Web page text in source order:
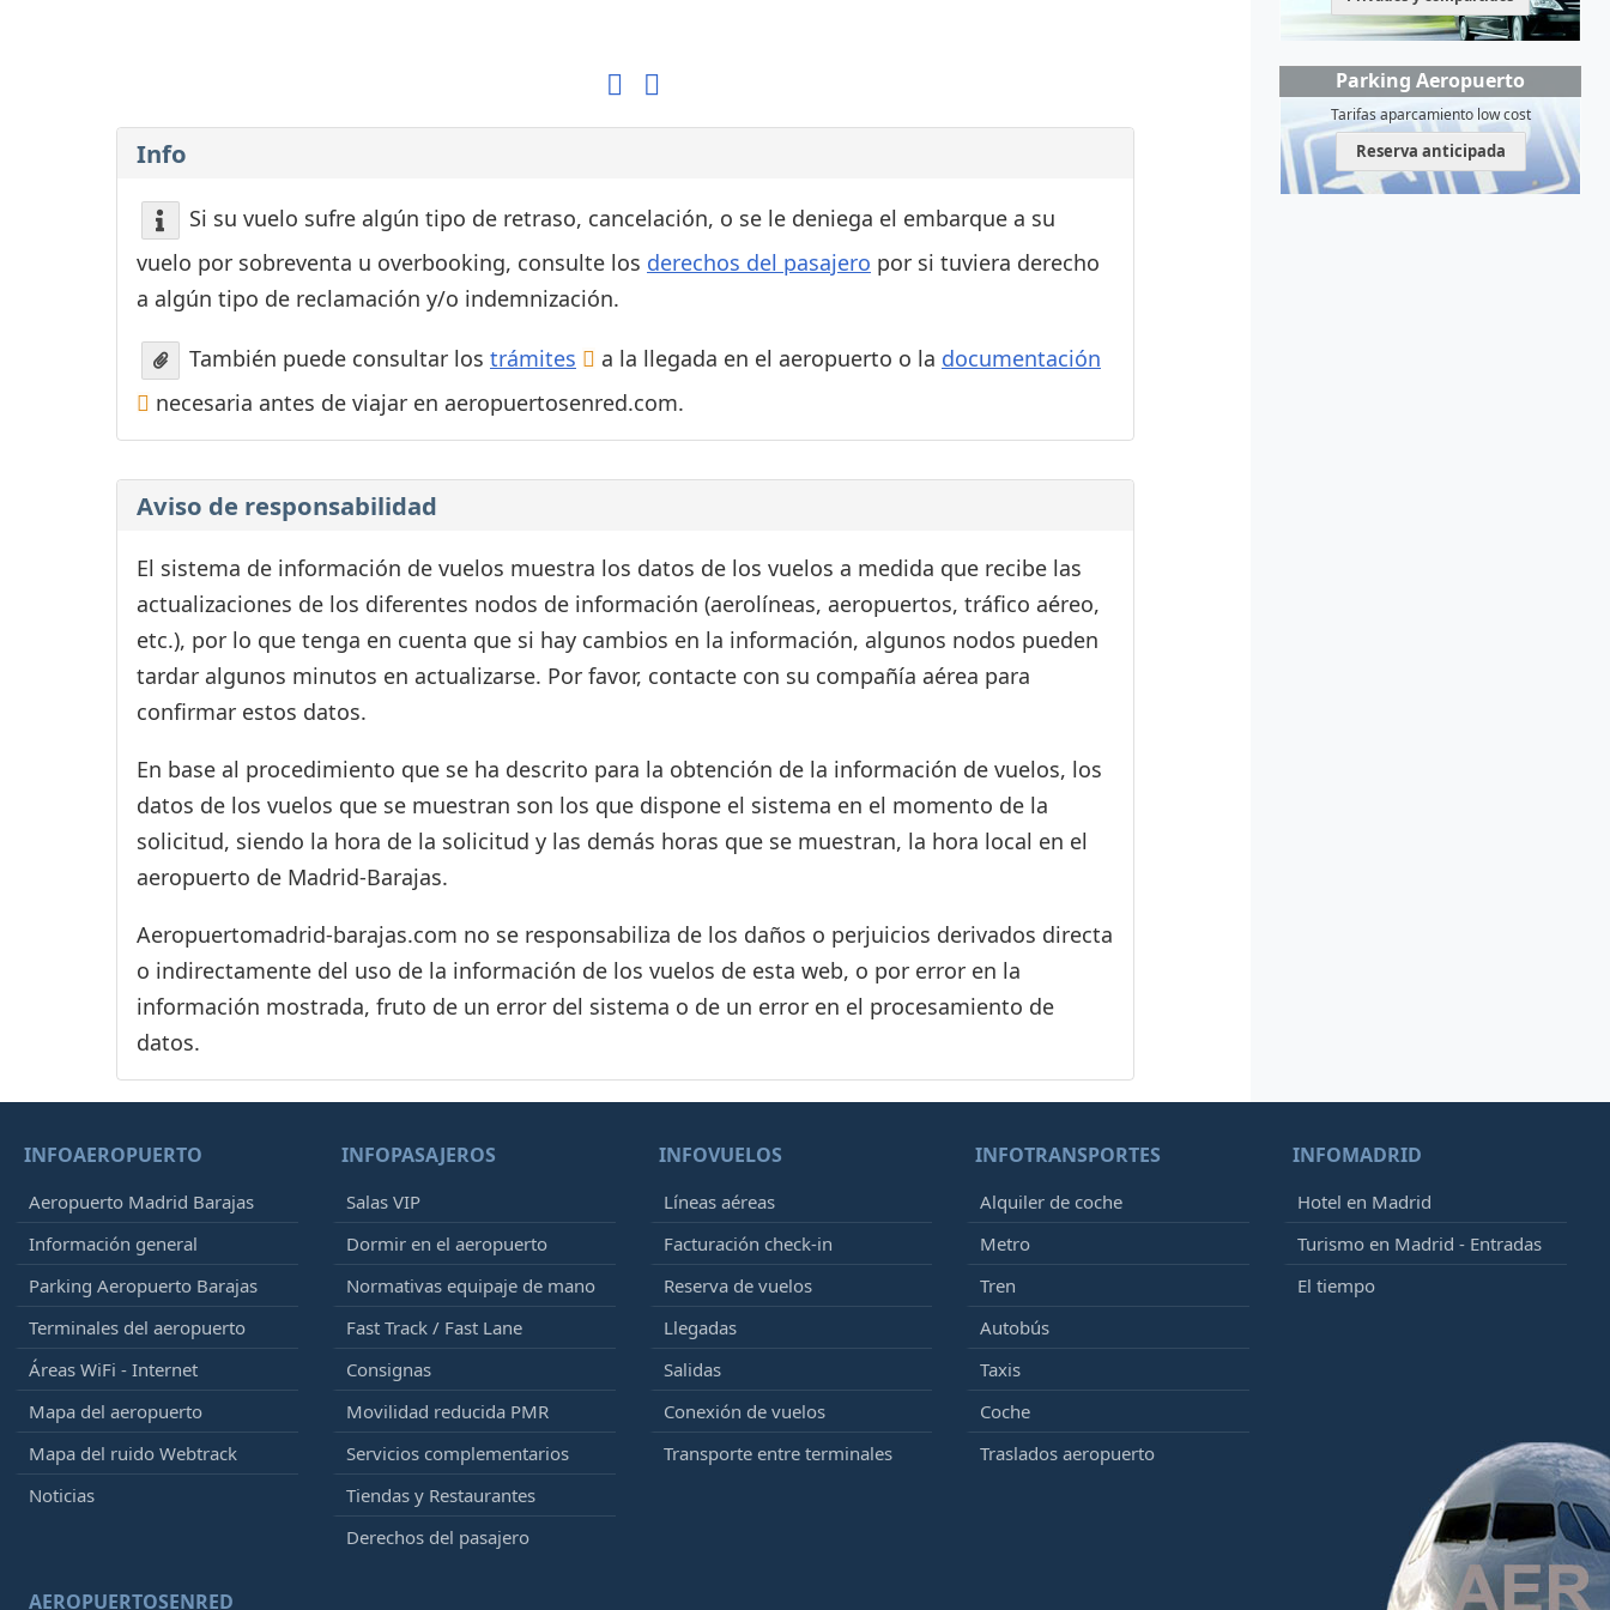
Info
Si su vuelo sufre algún tipo de retraso, cancelación, o se le deniega el embarque a su
vuelo por sobreventa u overbooking, consulte los derechos del pasajero por si tuviera derecho
a algún tipo de reclamación y/o indemnización.
También puede consultar los trámites a la llegada en el aeropuerto o la documentación
necesaria antes de viajar en aeropuertosenred.com.
Aviso de responsabilidad
El sistema de información de vuelos muestra los datos de los vuelos a medida que recibe las
actualizaciones de los diferentes nodos de información (aerolíneas, aeropuertos, tráfico aéreo,
etc.), por lo que tenga en cuenta que si hay cambios en la información, algunos nodos pueden
tardar algunos minutos en actualizarse. Por favor, contacte con su compañía aérea para
confirmar estos datos.
En base al procedimiento que se ha descrito para la obtención de la información de vuelos, los
datos de los vuelos que se muestran son los que dispone el sistema en el momento de la
solicitud, siendo la hora de la solicitud y las demás horas que se muestran, la hora local en el
aeropuerto de Madrid-Barajas.
Aeropuertomadrid-barajas.com no se responsabiliza de los daños o perjuicios derivados directa
o indirectamente del uso de la información de los vuelos de esta web, o por error en la
información mostrada, fruto de un error del sistema o de un error en el procesamiento de
datos.
Parking Aeropuerto
Tarifas aparcamiento low cost
Reserva anticipada
INFOAEROPUERTO
Aeropuerto Madrid Barajas
Información general
Parking Aeropuerto Barajas
Terminales del aeropuerto
Áreas WiFi - Internet
Mapa del aeropuerto
Mapa del ruido Webtrack
Noticias
INFOPASAJEROS
Salas VIP
Dormir en el aeropuerto
Normativas equipaje de mano
Fast Track / Fast Lane
Consignas
Movilidad reducida PMR
Servicios complementarios
Tiendas y Restaurantes
Derechos del pasajero
INFOVUELOS
Líneas aéreas
Facturación check-in
Reserva de vuelos
Llegadas
Salidas
Conexión de vuelos
Transporte entre terminales
INFOTRANSPORTES
Alquiler de coche
Metro
Tren
Autobús
Taxis
Coche
Traslados aeropuerto
INFOMADRID
Hotel en Madrid
Turismo en Madrid - Entradas
El tiempo
AEROPUERTOSENRED